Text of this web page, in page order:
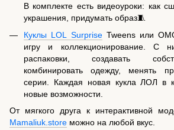
В комплекте есть видеоуроки: как
украшения, придумать образ🧵
Куклы LOL SurpriseTweens или
игру и коллекционирование. С
распаковки, создавать
комбинировать одежду, менять
серии. Каждая новая кукла ЛОЛ в
новые возможности.
От мягкого друга к интерактивной
Mamaliuk.store можно на любой вкус.